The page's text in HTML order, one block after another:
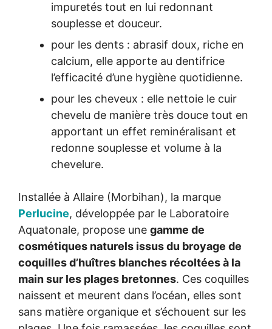
impuretés tout en lui redonnant
souplesse et douceur.
pour les dents : abrasif doux, riche en
calcium, elle apporte au dentifrice
l’efficacité d’une hygiène quotidienne.
pour les cheveux : elle nettoie le cuir
chevelu de manière très douce tout en
apportant un effet reminéralisant et
redonne souplesse et volume à la
chevelure.
Installée à Allaire (Morbihan), la marque
Perlucine, développée par le Laboratoire
Aquatonale, propose une gamme de
cosmétiques naturels issus du broyage de
coquilles d’huîtres blanches récoltées à la
main sur les plages bretonnes. Ces coquilles
naissent et meurent dans l’océan, elles sont
sans matière organique et s’échouent sur les